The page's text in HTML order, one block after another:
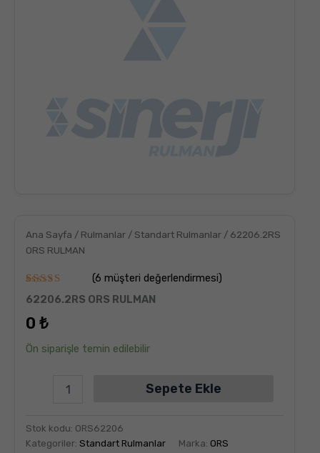
Ana Sayfa / Rulmanlar / Standart Rulmanlar / 62206.2RS
ORS RULMAN
6müşteri
puanına
5
5.00
puan
aldı
(6 müşteri değerlendirmesi)
62206.2RS ORS RULMAN
0 ₺
Ön siparişle temin edilebilir
Sepete Ekle
Stok kodu: ORS62206
Kategoriler: Standart Rulmanlar Marka: ORS